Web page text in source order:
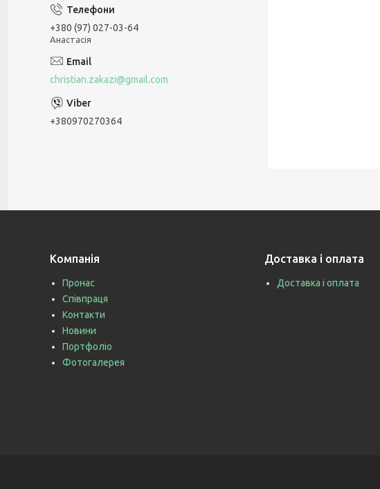
+380 (97) 027-03-64
Анастасія
christian.zakazi@gmail.com
+380970270364
Компанія
Пронас
Співпраця
Контакти
Новини
Портфоліо
Фотогалерея
Доставка і оплата
Доставка і оплата